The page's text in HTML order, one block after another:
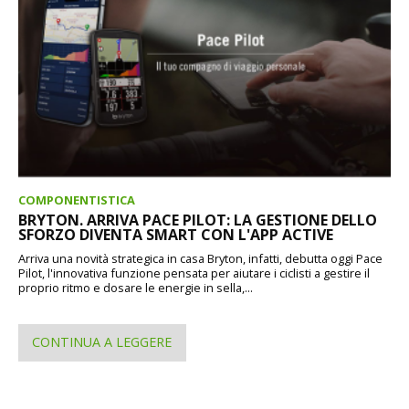
COMPONENTISTICA
BRYTON. ARRIVA PACE PILOT: LA GESTIONE DELLO
SFORZO DIVENTA SMART CON L'APP ACTIVE
Arriva una novità strategica in casa Bryton, infatti, debutta oggi Pace
Pilot, l'innovativa funzione pensata per aiutare i ciclisti a gestire il
proprio ritmo e dosare le energie in sella,...
CONTINUA A LEGGERE